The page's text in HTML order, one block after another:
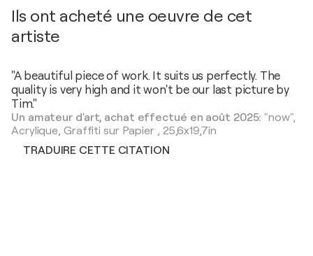
Ils ont acheté une oeuvre de cet
artiste
"A beautiful piece of work. It suits us perfectly. The
quality is very high and it won't be our last picture by
Tim."
Un amateur d'art, achat effectué en août 2025: "now",
Acrylique, Graffiti sur Papier , 25,6x19,7in
TRADUIRE CETTE CITATION